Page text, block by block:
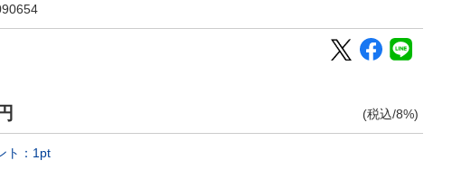
円 (税込/8%)
ト： 1 pt